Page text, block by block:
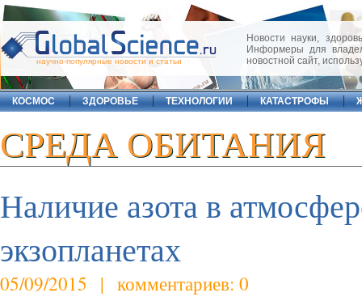
научно-популярные новости и статьи
Новости науки,
Информеры для
новостной сайт,
КОСМОС ЗДОРОВЬЕ ТЕХНОЛОГИИ КАТАСТРОФЫ
СРЕДА ОБИТАНИЯ
Наличие азота в
экзопланетах
05/09/2015 | комментариев: 0